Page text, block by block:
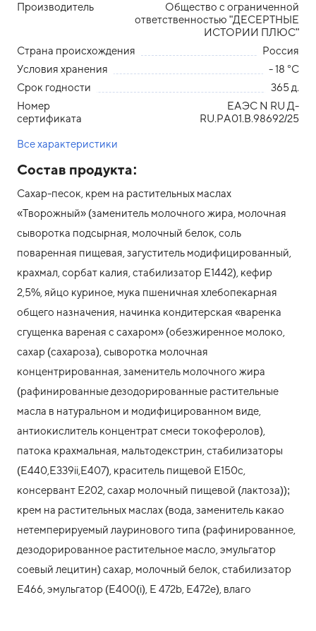
Производитель
Общество с ограниченной
ответственностью "ДЕСЕРТНЫЕ
ИСТОРИИ ПЛЮС"
Страна происхождения
Россия
Условия хранения
- 18 °С
Срок годности
365 д.
Номер
сертификата
ЕАЭС N RU Д-
RU.PA01.B.98692/25
Все характеристики
Состав продукта:
Сахар-песок, крем на растительных маслах
«Творожный» (заменитель молочного жира, молочная
сыворотка подсырная, молочный белок, соль
поваренная пищевая, загуститель модифицированный,
крахмал, сорбат калия, стабилизатор Е1442), кефир
2,5%, яйцо куриное, мука пшеничная хлебопекарная
общего назначения, начинка кондитерская «варенка
сгущенка вареная с сахаром» (обезжиренное молоко,
сахар (сахароза), сыворотка молочная
концентрированная, заменитель молочного жира
(рафинированные дезодорированные растительные
масла в натуральном и модифицированном виде,
антиокислитель концентрат смеси токоферолов),
патока крахмальная, мальтодекстрин, стабилизаторы
(Е440,Е339ii,Е407), краситель пищевой Е150с,
консервант Е202, сахар молочный пищевой (лактоза));
крем на растительных маслах (вода, заменитель какао
нетемперируемый лауринового типа (рафинированное,
дезодорированное растительное масло, эмульгатор
соевый лецитин) сахар, молочный белок, стабилизатор
Е466, эмульгатор (Е400(i), Е 472b, E472e), влаго